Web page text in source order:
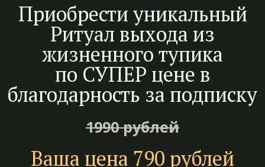
Приобрести уникальный
Ритуал выхода из
жизненного тупика
по СУПЕР цене в
благодарность за подписку
1990 рублей
Ваша цена 790 рублей